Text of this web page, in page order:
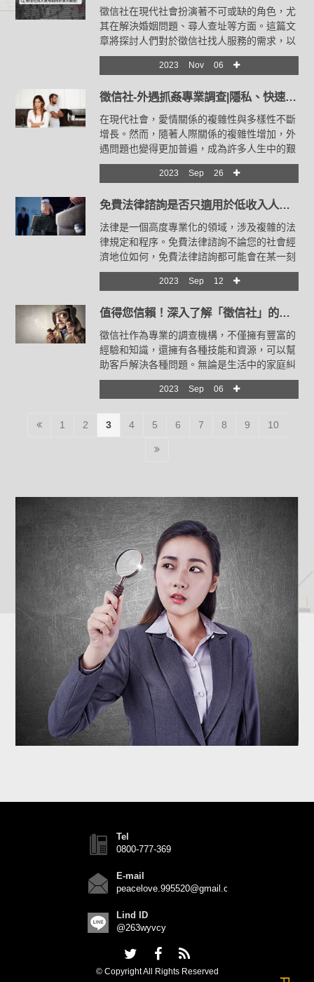
財產、生活需求等因素。
徵信社在現代社會扮演著不可或缺的角色，尤
其在解決婚姻問題、尋人查址等方面。這篇文
章將探討人們對於徵信社找人服務的需求，以
及徵信社找人費用計算方式，同時也確保了解
尋人服務的保證性。徵信社在現代社會中的需
戀情人、解決婚姻糾紛、追債、或尋找失蹤的
親人。尤其對於婚姻諮商，許多人迫切需要尋
求專業協助解決感情問題。當人們陷入婚姻困
境時，徵信社婚姻諮商成為他們的最佳選擇，
2023 Nov 06
徵信社-外遇抓姦專業調查|隱私、快速、費用公道，保護您的權益
在現代社會，愛情關係的複雜性與多樣性不斷
增長。然而，隨著人際關係的複雜性增加，外
遇問題也變得更加普遍，成為許多人生中的艱
難考驗。外遇不僅對個人造成傷害，還可能摧
毀家庭、友誼和信任。面對這個極具敏感性的
開背後的情感謎團。
2023 Sep 26
免費法律諮詢是否只適用於低收入人群？
法律是一個高度專業化的領域，涉及複雜的法
律規定和程序。免費法律諮詢不論您的社會經
濟地位如何，免費法律諮詢都可能會在某一刻
需要法律諮詢或法律代理服務。儘管免費法律
諮詢通常被視為支援低收入人群的服務，但事
關於免費法律諮詢的重要觀點：憲法權利：在
許多國家，包括許多發達國家，法律體系都承
認每個人都有獲得法律諮詢的權利，免費法律
諮詢無論其經濟狀況如何。這是一種基本的憲
夠瞭解和行使他們的法律權利。
2023 Sep 12
值得您信賴！深入了解「徵信社」的重要性
徵信社作為專業的調查機構，不僅擁有豐富的
經驗和知識，還擁有各種技能和資源，可以幫
助客戶解決各種問題。無論是生活中的家庭糾
紛、婚姻問題，還是企業面臨的競爭和法律挑
戰，徵信社都能夠提供關鍵性的支持。
2023 Sep 06
1 2 3 4 5 6 7 8 9 10
Tel
0800-777-369
E-mail
peacelove.995520@gmail.com
Lind ID
@263wyvcy
© Copyright All Rights Reserved